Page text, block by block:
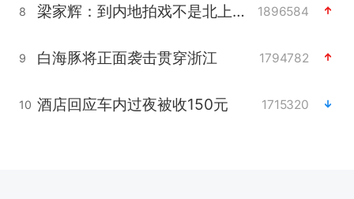
8 梁家辉：到内地拍戏不是北上是回归 1896584
9 白海豚将正面袭击贯穿浙江 1794782
10 酒店回应车内过夜被收150元 1715320